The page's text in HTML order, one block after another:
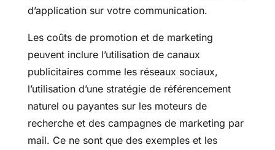
d’application sur votre communication.
Les coûts de promotion et de marketing
peuvent inclure l’utilisation de canaux
publicitaires comme les réseaux sociaux,
l’utilisation d’une stratégie de référencement
naturel ou payantes sur les moteurs de
recherche et des campagnes de marketing par
mail. Ce ne sont que des exemples et les